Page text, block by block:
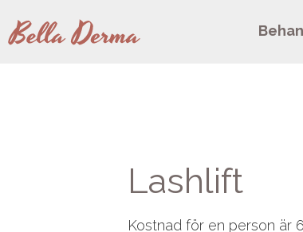
Lashlift
Kostnad för en person är